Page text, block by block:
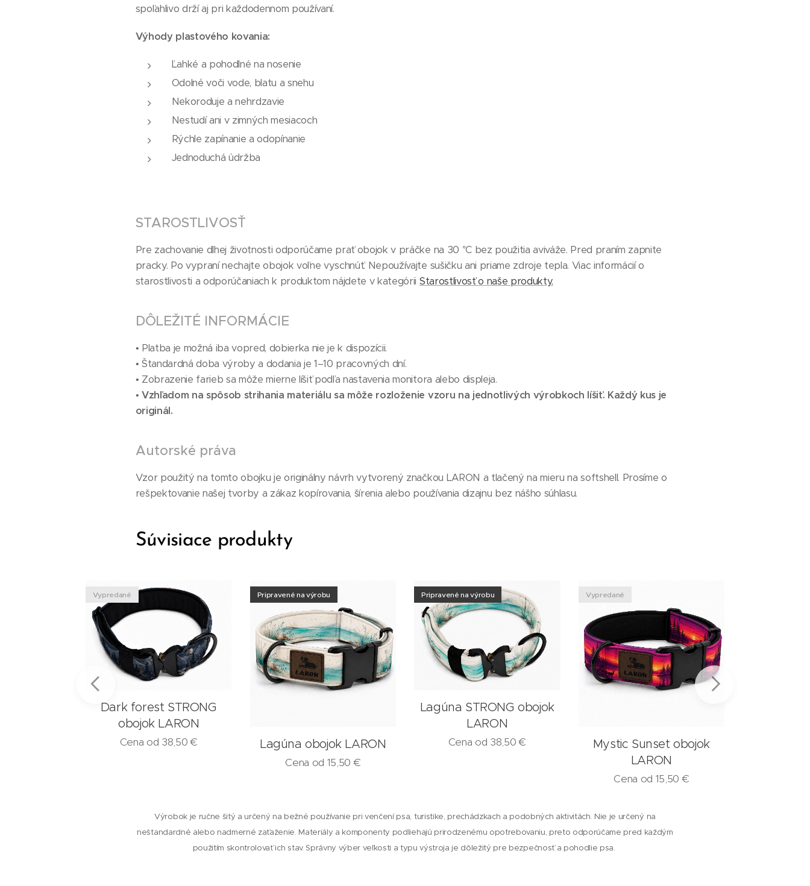
spoľahlivo drží aj pri každodennom používaní.
Výhody plastového kovania:
Ľahké a pohodlné na nosenie
Odolné voči vode, blatu a snehu
Nekoroduje a nehrdzavie
Nestudí ani v zimných mesiacoch
Rýchle zapínanie a odopínanie
Jednoduchá údržba
STAROSTLIVOSŤ
Pre zachovanie dlhej životnosti odporúčame prať obojok v práčke na 30 °C bez použitia aviváže. Pred praním zapnite
pracky. Po vypraní nechajte obojok voľne vyschnúť. Nepoužívajte sušičku ani priame zdroje tepla. Viac informácií o
starostlivosti a odporúčaniach k produktom nájdete v kategórii Starostlivosť o naše produkty.
DÔLEŽITÉ INFORMÁCIE
• Platba je možná iba vopred, dobierka nie je k dispozícii.
• Štandardná doba výroby a dodania je 1–10 pracovných dní.
• Zobrazenie farieb sa môže mierne líšiť podľa nastavenia monitora alebo displeja.
• Vzhľadom na spôsob strihania materiálu sa môže rozloženie vzoru na jednotlivých výrobkoch líšiť. Každý kus je
originál.
Autorské práva
Vzor použitý na tomto obojku je originálny návrh vytvorený značkou LARON a tlačený na mieru na softshell. Prosíme o
rešpektovanie našej tvorby a zákaz kopírovania, šírenia alebo používania dizajnu bez nášho súhlasu.
Súvisiace produkty
Dark forest STRONG
obojok LARON
Vypredané
Cena od 38,50€ Lagúna obojok LARON
Pripravené na výrobu
Cena od 15,50 €
Lagúna STRONG obojok
LARON
Pripravené na výrobu
Cena od 38,50€
Mystic Sunset obojok
LARON
Vypredané
Cena od 15,50 €
Výrobok je ručne šitý a určený na bežné používanie pri venčení psa, turistike, prechádzkach a podobných aktivitách. Nie je určený na
neštandardné alebo nadmerné zaťaženie. Materiály a komponenty podliehajú prirodzenému opotrebovaniu, preto odporúčame pred každým
použitím skontrolovať ich stav. Správny výber veľkosti a typu výstroja je dôležitý pre bezpečnosť a pohodlie psa.